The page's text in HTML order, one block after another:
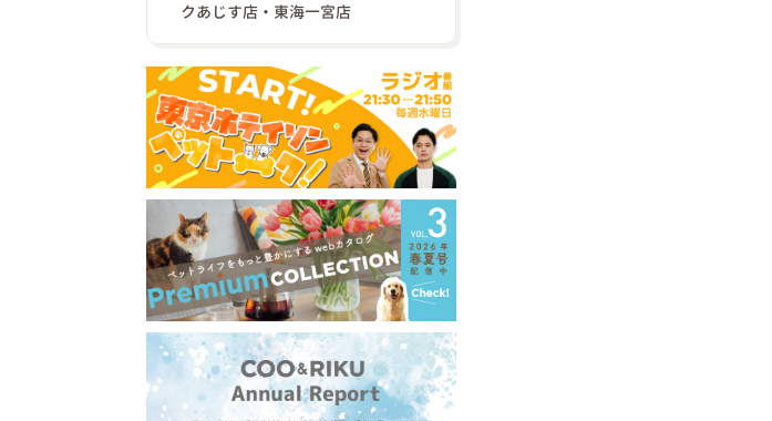
クあじす店・東海一宮店